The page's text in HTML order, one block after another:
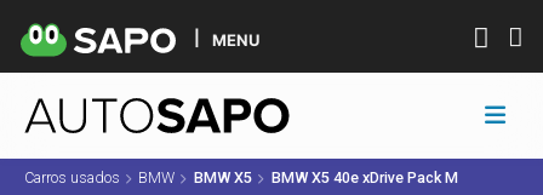
MENU
Carros usados BMW BMW X5 BMW X5 40e xDrive Pack M